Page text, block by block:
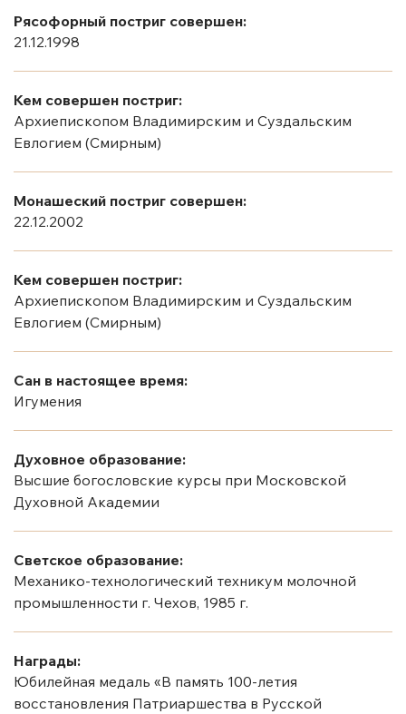
Рясофорный постриг совершен:
21.12.1998
Кем совершен постриг:
Архиепископом Владимирским и Суздальским
Евлогием (Смирным)
Монашеский постриг совершен:
22.12.2002
Кем совершен постриг:
Архиепископом Владимирским и Суздальским
Евлогием (Смирным)
Сан в настоящее время:
Игумения
Духовное образование:
Высшие богословские курсы при Московской
Духовной Академии
Светское образование:
Механико-технологический техникум молочной
промышленности г. Чехов, 1985 г.
Награды:
Юбилейная медаль «В память 100-летия
восстановления Патриаршества в Русской